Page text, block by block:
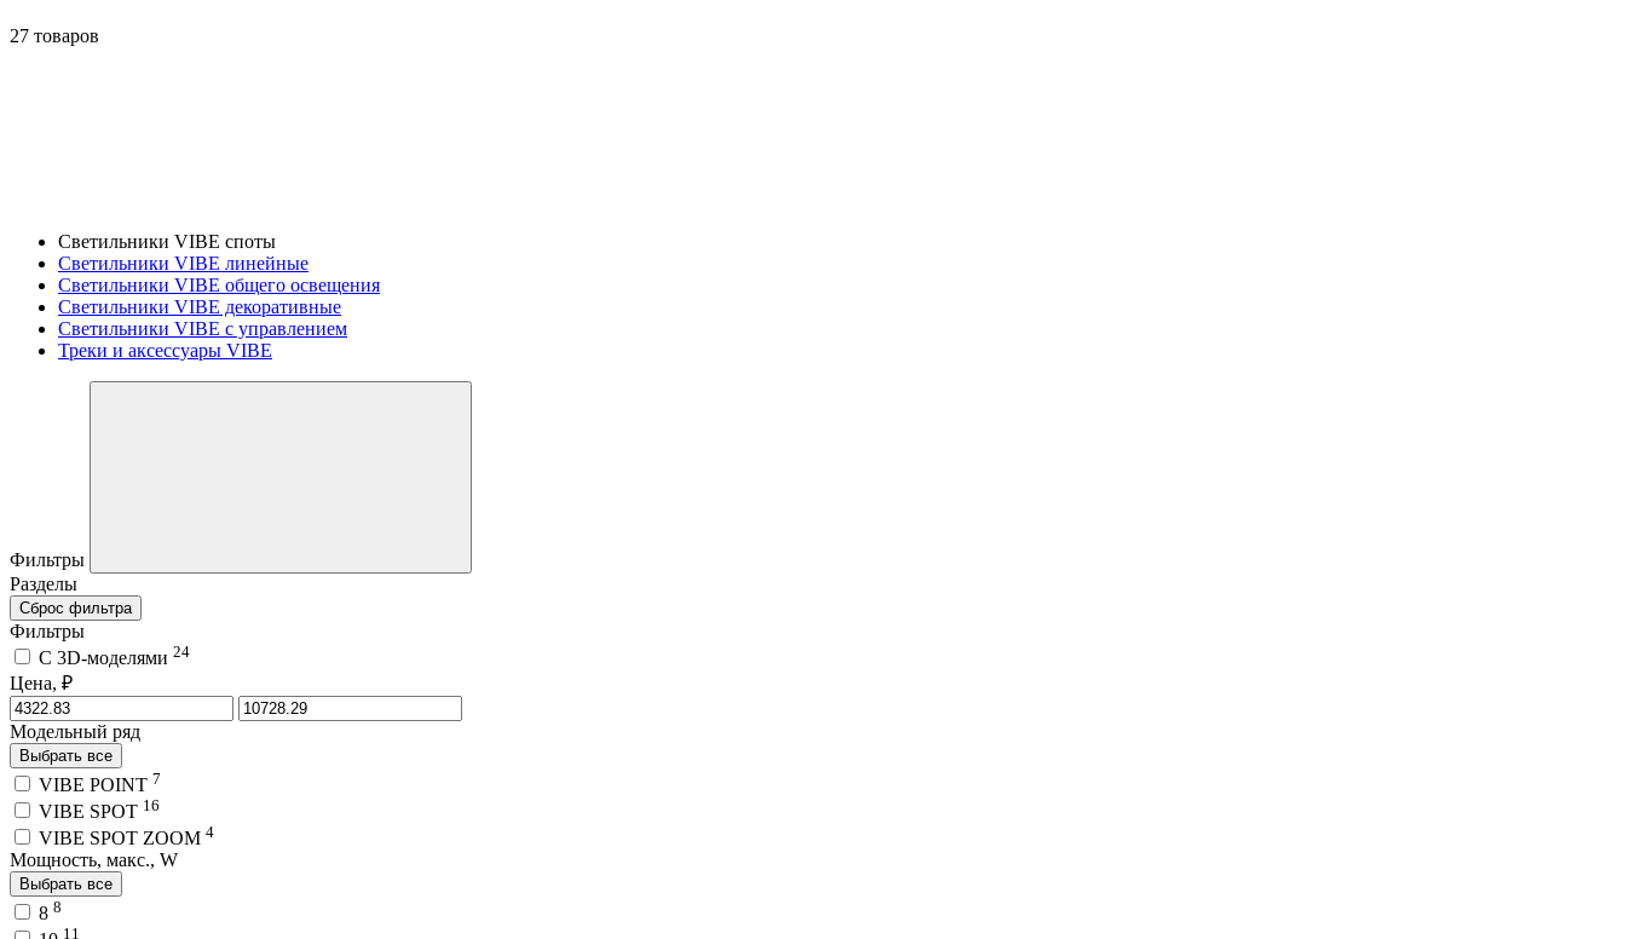
27 товаров
Светильники VIBE споты
Светильники VIBE линейные
Светильники VIBE общего освещения
Светильники VIBE декоративные
Светильники VIBE с управлением
Треки и аксессуары VIBE
Фильтры
Разделы
Сброс фильтра
Фильтры
C 3D-моделями 24
Цена, ₽
Модельный ряд
Выбрать все
VIBE POINT 7
VIBE SPOT 16
VIBE SPOT ZOOM 4
Мощность, макс., W
Выбрать все
8 8
11